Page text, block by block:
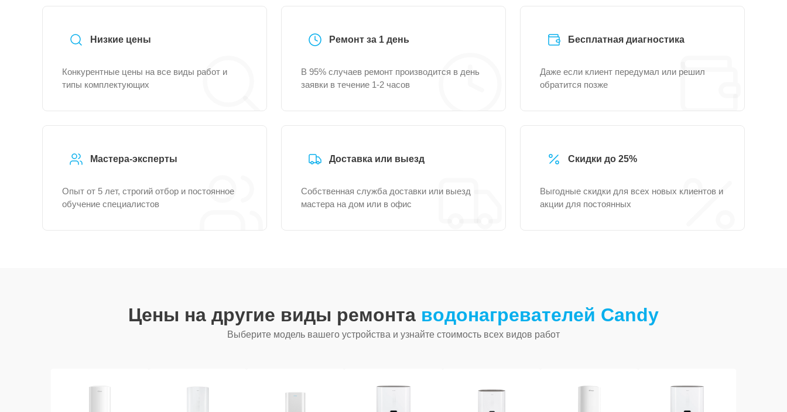
Низкие цены
Конкурентные цены на все виды работ и
типы комплектующих
Ремонт за 1 день
В 95% случаев ремонт производится в день
заявки в течение 1-2 часов
Бесплатная диагностика
Даже если клиент передумал или решил
обратится позже
Мастера-эксперты
Опыт от 5 лет, строгий отбор и постоянное
обучение специалистов
Доставка или выезд
Собственная служба доставки или выезд
мастера на дом или в офис
Скидки до 25%
Выгодные скидки для всех новых клиентов и
акции для постоянных
Цены на другие виды ремонта водонагревателей Candy
Выберите модель вашего устройства и узнайте стоимость всех видов работ